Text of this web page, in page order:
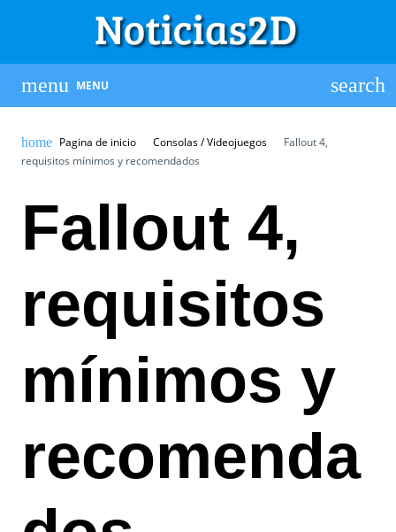
MENU
Pagina de inicio Consolas / Videojuegos
Fallout 4,
requisitos mínimos y recomendados
Fallout 4,
requisitos
mínimos y
recomenda